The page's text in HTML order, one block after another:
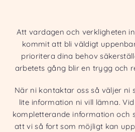
Att vardagen och verkligheten
kommit att bli väldigt
prioritera dina behov
arbetets gång blir en trygg och
När ni kontaktar oss så väljer ni
lite information ni vill lämna.
kompletterande information och
att vi så fort som möjligt kan